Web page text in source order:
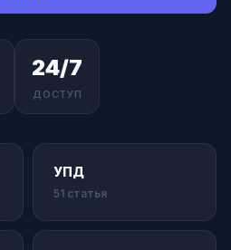
24/7
ДОСТУП
УПД
51 статья